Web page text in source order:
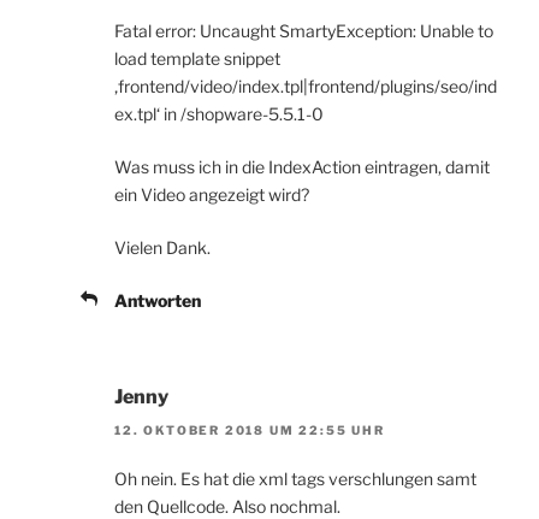
Fatal error: Uncaught SmartyException: Unable to
load template snippet
‚frontend/video/index.tpl|frontend/plugins/seo/ind
ex.tpl‘ in /shopware-5.5.1-0
Was muss ich in die IndexAction eintragen, damit
ein Video angezeigt wird?
Vielen Dank.
Antworten
Jenny
12. OKTOBER 2018 UM 22:55 UHR
Oh nein. Es hat die xml tags verschlungen samt
den Quellcode. Also nochmal.